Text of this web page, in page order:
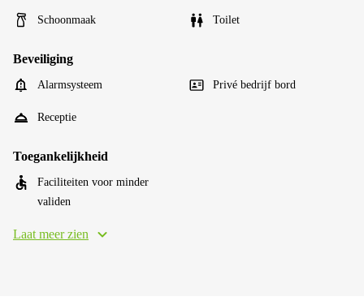
Schoonmaak Toilet
Beveiliging
Alarmsysteem Privé bedrijf bord
Receptie
Toegankelijkheid
Faciliteiten voor minder
validen
Laat meer zien